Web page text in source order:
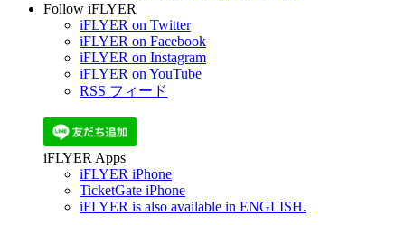
Follow iFLYER
iFLYER on Twitter
iFLYER on Facebook
iFLYER on Instagram
iFLYER on YouTube
RSS フィード
iFLYER Apps
iFLYER iPhone
TicketGate iPhone
iFLYER is also available in ENGLISH.